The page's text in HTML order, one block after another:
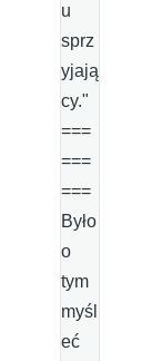
u
sprz
yjają
cy."
===
===
===
Było
o
tym
myśl
eć